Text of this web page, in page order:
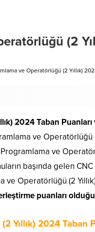
(2
ve Operatörlüğü (2 Yıllık)
2024 Taban Puanları
ve Operatörlüğü
ve
başında gelen
Operatörlüğü (2
puanları
2024 Taban